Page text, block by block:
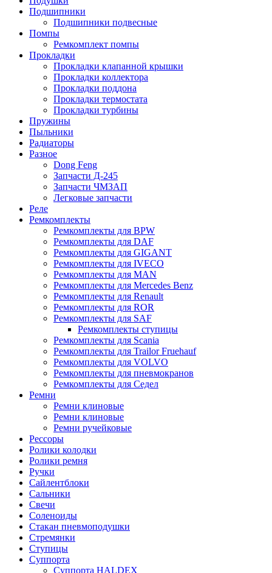
Подшипники
Подшипники подвесные
Помпы
Ремкомплект помпы
Прокладки
Прокладки клапанной крышки
Прокладки коллектора
Прокладки поддона
Прокладки термостата
Прокладки турбины
Пружины
Пыльники
Радиаторы
Разное
Dong Feng
Запчасти Д-245
Запчасти ЧМЗАП
Легковые запчасти
Реле
Ремкомплекты
Ремкомплекты для BPW
Ремкомплекты для DAF
Ремкомплекты для GIGANT
Ремкомплекты для IVECO
Ремкомплекты для MAN
Ремкомплекты для Mercedes Benz
Ремкомплекты для Renault
Ремкомплекты для ROR
Ремкомплекты для SAF
Ремкомплекты ступицы
Ремкомплекты для Scania
Ремкомплекты для Trailor Fruehauf
Ремкомплекты для VOLVO
Ремкомплекты для пневмокранов
Ремкомплекты для Седел
Ремни
Ремни клиновые
Ремни клиновые
Ремни ручейковые
Рессоры
Ролики колодки
Ролики ремня
Ручки
Сайлентблоки
Сальники
Свечи
Соленоиды
Стакан пневмоподушки
Стремянки
Ступицы
Суппорта
Суппорта HALDEX